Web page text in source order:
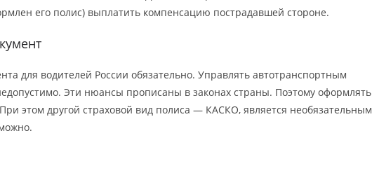
его полис) выплатить компенсацию пострадавшей стороне.
для водителей России обязательно. Управлять автотранспортным
Эти нюансы прописаны в законах страны. Поэтому оформлять
этом другой страховой вид полиса — КАСКО, является необязательным